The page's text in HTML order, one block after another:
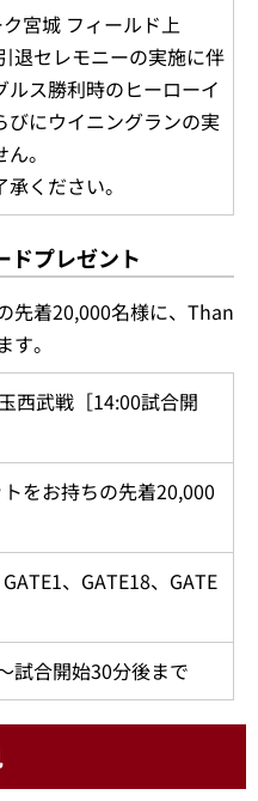
宮城 フィールド上
退セレモニーの実施に伴
ルス勝利時のヒーローイ
びにウイニングランの実
。
ください。
ドプレゼント
先着20,000名様に、Than
。
西武戦［14:00試合開
をお持ちの先着20,000
、GATE18、GATE
試合開始30分後まで